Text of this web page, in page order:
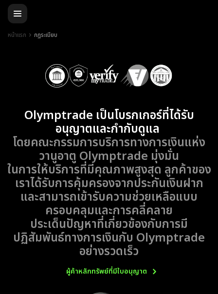
หน้าแรก กฎระเบียบ
Olymptrade เป็นโบรกเกอร์ที่ได้รับ
อนุญาตและกำกับดูแล
โดยคณะกรรมการบริการทางการเงินแห่ง
วานูอาตู Olymptrade มุ่งมั่น
ในการให้บริการที่มีคุณภาพสูงสุด ลูกค้าของ
เราได้รับการคุ้มครองจากประกันเงินฝาก
และสามารถเข้ารับความช่วยเหลือแบบ
ครอบคลุมและการคลี่คลาย
ประเด็นปัญหาที่เกี่ยวข้องกับการมี
ปฏิสัมพันธ์ทางการเงินกับ Olymptrade
อย่างรวดเร็ว
ผู้ค้าหลักทรัพย์ที่มีใบอนุญาต